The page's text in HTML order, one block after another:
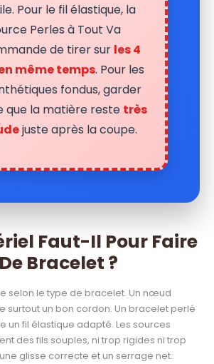
Pour le fil élastique, la
Perles à Tout Va
de tirer sur les 4
même temps. Pour les
fondus, garder
que la matière reste très
juste après la coupe.
Faut-Il Pour Faire
Bracelet ?
selon le type de bracelet. Un nœud
surtout un bon cordon. Un bracelet perlé
un fil élastique adapté. Les sources
des fils souples, ni trop rigides ni trop
glisse correcte et un serrage net.